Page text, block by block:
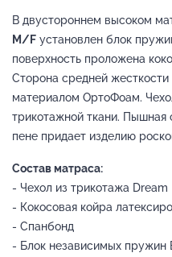
В двустороннем высоком
M/F установлен блок
поверхность проложена
Сторона средней
материалом ОртоФоам.
трикотажной ткани.
пене придает изделию
Состав матраса:
- Чехол из трикотажа Dream
- Кокосовая койра
- Спанбонд
- Блок независимых пружин